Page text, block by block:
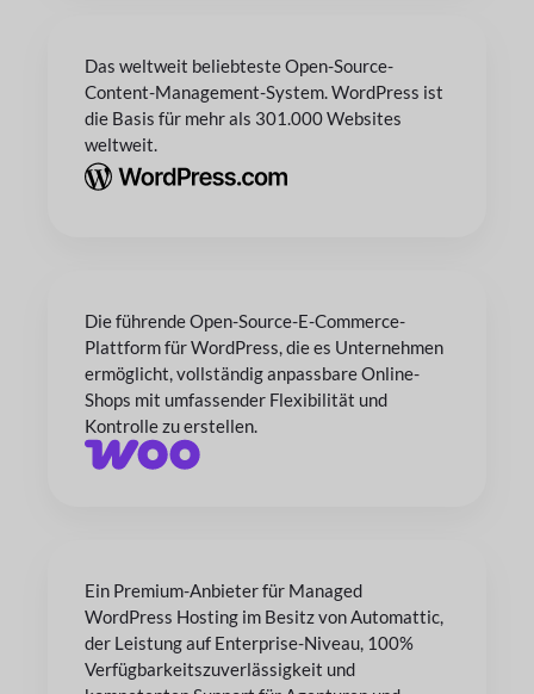
Das weltweit beliebteste Open-Source-
Content-Management-System. WordPress ist
die Basis für mehr als 301.000 Websites
weltweit.
Die führende Open-Source-E-Commerce-
Plattform für WordPress, die es Unternehmen
ermöglicht, vollständig anpassbare Online-
Shops mit umfassender Flexibilität und
Kontrolle zu erstellen.
Ein Premium-Anbieter für Managed
WordPress Hosting im Besitz von Automattic,
der Leistung auf Enterprise-Niveau, 100%
Verfügbarkeitszuverlässigkeit und